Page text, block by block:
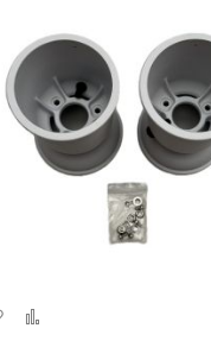
Aggiungi